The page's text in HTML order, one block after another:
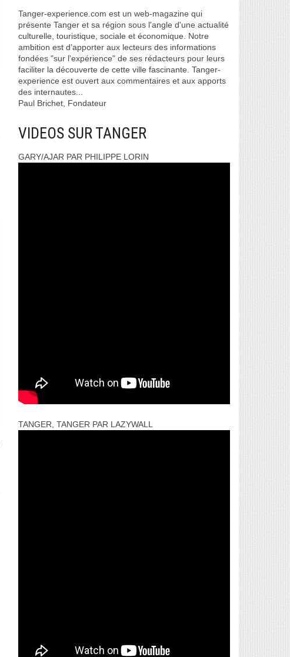
Tanger-experience.com est un web-magazine qui
présente Tanger et sa région sous l'angle d'une actualité
culturelle, touristique, sociale et économique. Notre
ambition est d’apporter aux lecteurs des informations
fondées "sur l'expérience" de ses rédacteurs pour leurs
faciliter la découverte de cette ville fascinante. Tanger-
experience est ouvert aux commentaires et aux apports
des internautes...
Paul Brichet, Fondateur
VIDEOS SUR TANGER
GARY/AJAR PAR PHILIPPE LORIN
TANGER, TANGER PAR LAZYWALL